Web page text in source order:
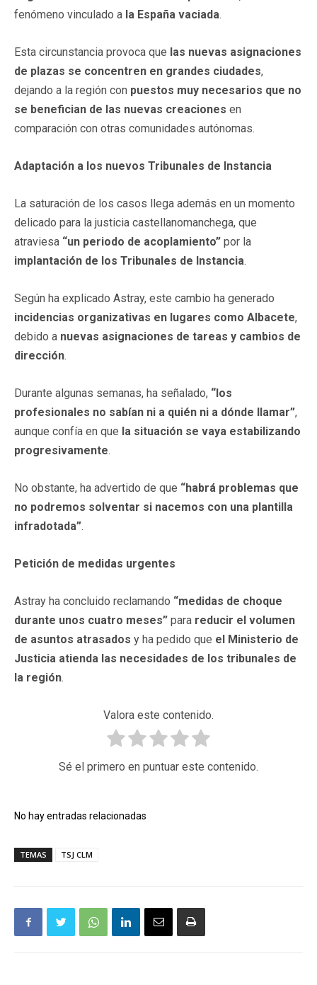
fenómeno vinculado a la España vaciada.
Esta circunstancia provoca que las nuevas asignaciones
de plazas se concentren en grandes ciudades,
dejando a la región con puestos muy necesarios que no
se benefician de las nuevas creaciones en
comparación con otras comunidades autónomas.
Adaptación a los nuevos Tribunales de Instancia
La saturación de los casos llega además en un momento
delicado para la justicia castellanomanchega, que
atraviesa “un periodo de acoplamiento” por la
implantación de los Tribunales de Instancia.
Según ha explicado Astray, este cambio ha generado
incidencias organizativas en lugares como Albacete,
debido a nuevas asignaciones de tareas y cambios de
dirección.
Durante algunas semanas, ha señalado, “los
profesionales no sabían ni a quién ni a dónde llamar”,
aunque confía en que la situación se vaya estabilizando
progresivamente.
No obstante, ha advertido de que “habrá problemas que
no podremos solventar si nacemos con una plantilla
infradotada”.
Petición de medidas urgentes
Astray ha concluido reclamando “medidas de choque
durante unos cuatro meses” para reducir el volumen
de asuntos atrasados y ha pedido que el Ministerio de
Justicia atienda las necesidades de los tribunales de
la región.
Valora este contenido.
Sé el primero en puntuar este contenido.
No hay entradas relacionadas
TEMAS TSJ CLM